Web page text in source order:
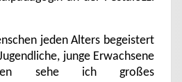
jeden Alters begeistert
junge Erwachsene
sehe ich großes